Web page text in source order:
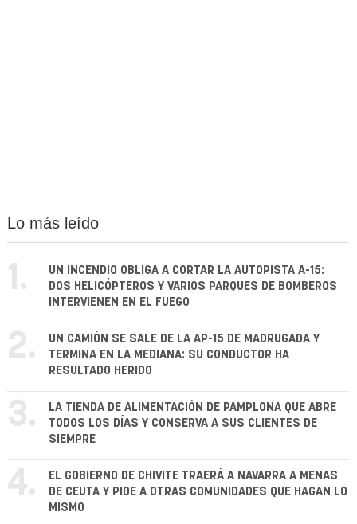
Lo más leído
1.
UN INCENDIO OBLIGA A CORTAR LA AUTOPISTA A-15:
DOS HELICÓPTEROS Y VARIOS PARQUES DE BOMBEROS
INTERVIENEN EN EL FUEGO
2.
UN CAMIÓN SE SALE DE LA AP-15 DE MADRUGADA Y
TERMINA EN LA MEDIANA: SU CONDUCTOR HA
RESULTADO HERIDO
3.
LA TIENDA DE ALIMENTACIÓN DE PAMPLONA QUE ABRE
TODOS LOS DÍAS Y CONSERVA A SUS CLIENTES DE
SIEMPRE
4.
EL GOBIERNO DE CHIVITE TRAERÁ A NAVARRA A MENAS
DE CEUTA Y PIDE A OTRAS COMUNIDADES QUE HAGAN LO
MISMO